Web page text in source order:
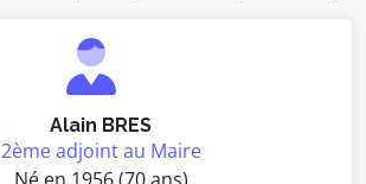
Alain BRES
2ème adjoint au Maire